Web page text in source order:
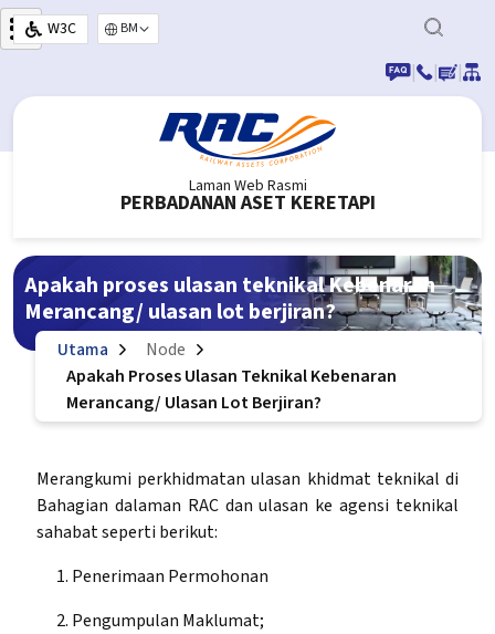
Langkau ke kandungan utama
W3C
Select your language
|
| |
Laman Web Rasmi
PERBADANAN ASET KERETAPI
Apakah proses ulasan teknikal Kebenaran
Merancang/ ulasan lot berjiran?
Utama
Node
Apakah Proses Ulasan Teknikal Kebenaran
Merancang/ Ulasan Lot Berjiran?
Merangkumi perkhidmatan ulasan khidmat teknikal di
Bahagian dalaman RAC dan ulasan ke agensi teknikal
sahabat seperti berikut:
Penerimaan Permohonan
Pengumpulan Maklumat;